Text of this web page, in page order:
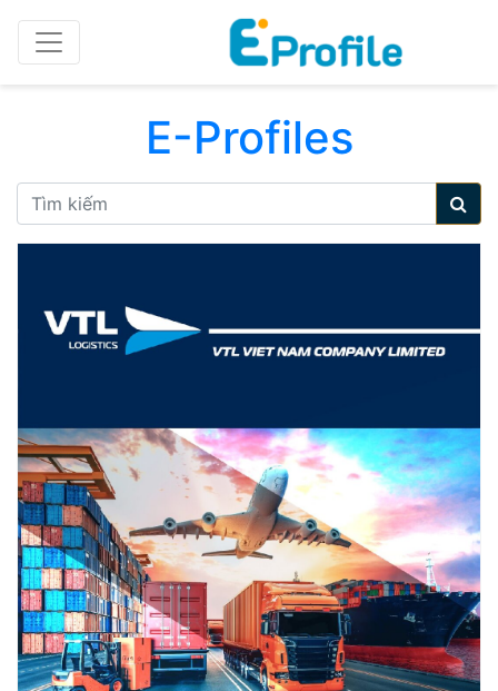
E-Profiles